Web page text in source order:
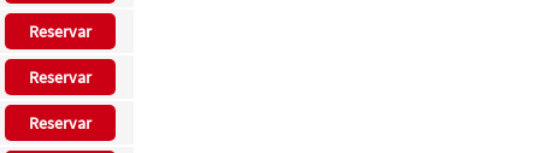
Reservar
Reservar
Reservar